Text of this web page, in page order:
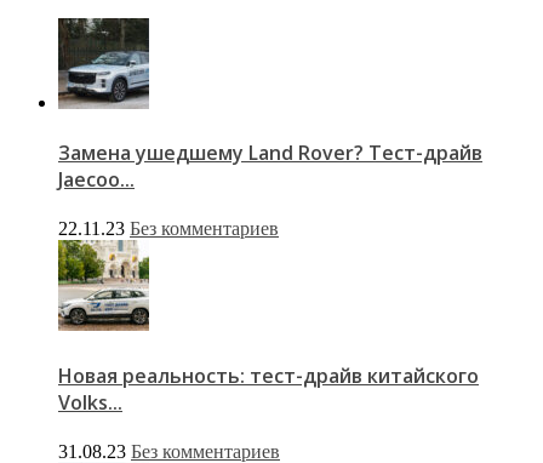
Замена ушедшему Land Rover? Тест-драйв
Jaecoo...
22.11.23 Без комментариев
Новая реальность: тест-драйв китайского
Volks...
31.08.23 Без комментариев